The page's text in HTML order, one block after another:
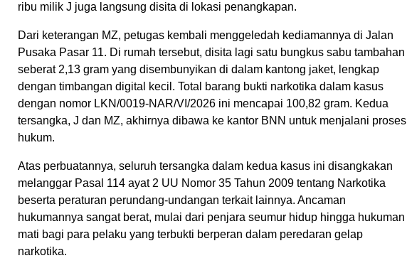
ribu milik J juga langsung disita di lokasi penangkapan.
Dari keterangan MZ, petugas kembali menggeledah kediamannya di Jalan
Pusaka Pasar 11. Di rumah tersebut, disita lagi satu bungkus sabu tambahan
seberat 2,13 gram yang disembunyikan di dalam kantong jaket, lengkap
dengan timbangan digital kecil. Total barang bukti narkotika dalam kasus
dengan nomor LKN/0019-NAR/VI/2026 ini mencapai 100,82 gram. Kedua
tersangka, J dan MZ, akhirnya dibawa ke kantor BNN untuk menjalani proses
hukum.
Atas perbuatannya, seluruh tersangka dalam kedua kasus ini disangkakan
melanggar Pasal 114 ayat 2 UU Nomor 35 Tahun 2009 tentang Narkotika
beserta peraturan perundang-undangan terkait lainnya. Ancaman
hukumannya sangat berat, mulai dari penjara seumur hidup hingga hukuman
mati bagi para pelaku yang terbukti berperan dalam peredaran gelap
narkotika.